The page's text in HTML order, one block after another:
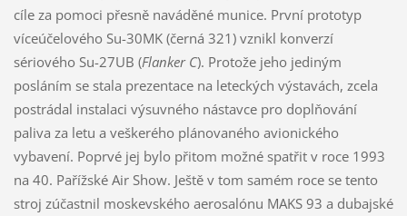
cíle za pomoci přesně naváděné munice. První prototyp
víceúčelového Su-30MK (černá 321) vznikl konverzí
sériového Su-27UB (Flanker C). Protože jeho jediným
posláním se stala prezentace na leteckých výstavách, zcela
postrádal instalaci výsuvného nástavce pro doplňování
paliva za letu a veškerého plánovaného avionického
vybavení. Poprvé jej bylo přitom možné spatřit v roce 1993
na 40. Pařížské Air Show. Ještě v tom samém roce se tento
stroj zúčastnil moskevského aerosalónu MAKS 93 a dubajské